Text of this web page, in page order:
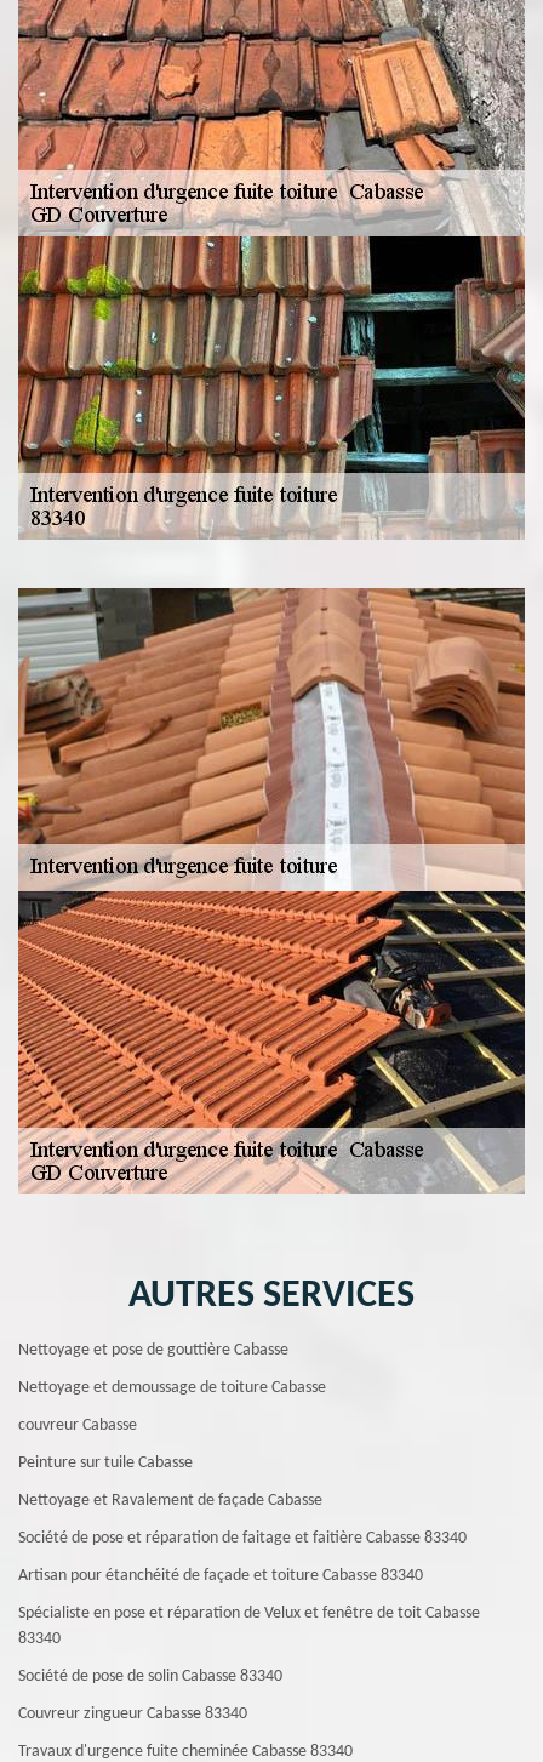
AUTRES SERVICES
Nettoyage et pose de gouttière Cabasse
Nettoyage et demoussage de toiture Cabasse
couvreur Cabasse
Peinture sur tuile Cabasse
Nettoyage et Ravalement de façade Cabasse
Société de pose et réparation de faitage et faitière Cabasse 83340
Artisan pour étanchéité de façade et toiture Cabasse 83340
Spécialiste en pose et réparation de Velux et fenêtre de toit Cabasse
83340
Société de pose de solin Cabasse 83340
Couvreur zingueur Cabasse 83340
Travaux d'urgence fuite cheminée Cabasse 83340